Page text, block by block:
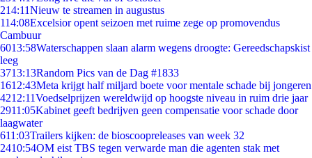
214:11Nieuw te streamen in augustus
114:08Excelsior opent seizoen met ruime zege op promovendus
Cambuur
6013:58Waterschappen slaan alarm wegens droogte: Gereedschapskist
leeg
3713:13Random Pics van de Dag #1833
1612:43Meta krijgt half miljard boete voor mentale schade bij jongeren
4212:11Voedselprijzen wereldwijd op hoogste niveau in ruim drie jaar
2911:05Kabinet geeft bedrijven geen compensatie voor schade door
laagwater
611:03Trailers kijken: de bioscoopreleases van week 32
2410:54OM eist TBS tegen verwarde man die agenten stak met